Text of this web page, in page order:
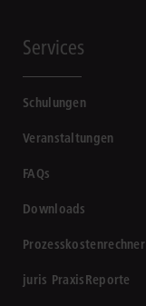
Services
Schulungen
Veranstaltungen
FAQs
Downloads
Prozesskostenrechner
juris PraxisReporte